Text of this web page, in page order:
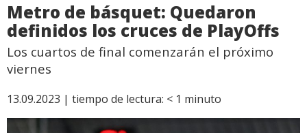
Metro de básquet: Quedaron
definidos los cruces de PlayOffs
Los cuartos de final comenzarán el próximo
viernes
13.09.2023 | tiempo de lectura: < 1 minuto